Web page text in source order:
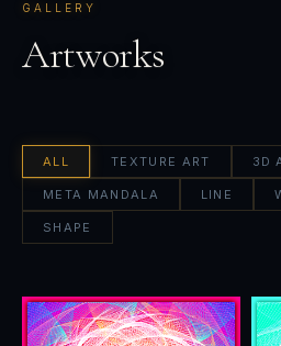
GALLERY
Artworks
ALL TEXTURE ART 3D
META MANDALA LINE
SHAPE